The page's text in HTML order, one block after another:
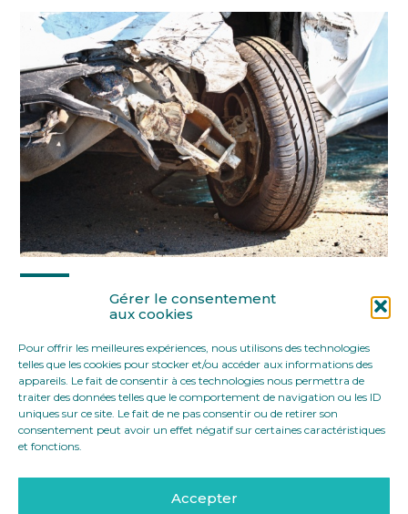
Gérer le consentement
aux cookies
Pour offrir les meilleures expériences, nous utilisons des technologies
telles que les cookies pour stocker et/ou accéder aux informations des
appareils. Le fait de consentir à ces technologies nous permettra de
traiter des données telles que le comportement de navigation ou les ID
uniques sur ce site. Le fait de ne pas consentir ou de retirer son
consentement peut avoir un effet négatif sur certaines caractéristiques
et fonctions.
Accepter
FaceBook
TwitterLinkedIn